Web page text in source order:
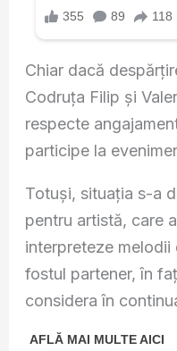
Chiar dacă
Codruța Filip și
respecte
participe la
Totuși, situația s-a
pentru artistă, care
interpreteze
fostul partener, în
considera în